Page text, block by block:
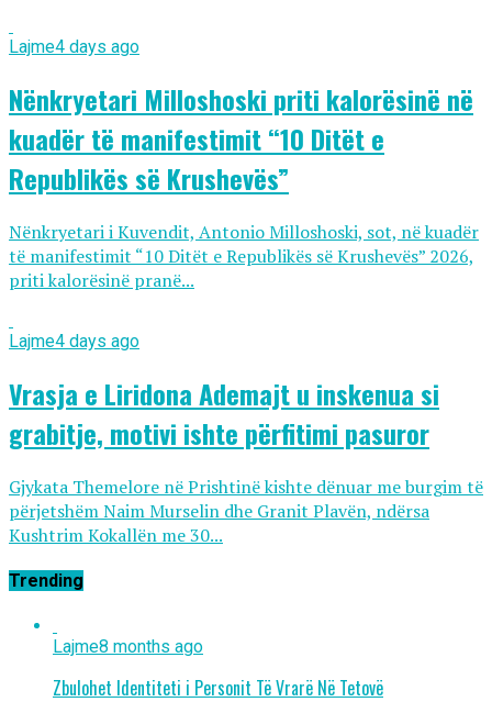
Lajme4 days ago
Nënkryetari Milloshoski priti kalorësinë në
kuadër të manifestimit “10 Ditët e
Republikës së Krushevës”
Nënkryetari i Kuvendit, Antonio Milloshoski, sot, në kuadër
të manifestimit “10 Ditët e Republikës së Krushevës” 2026,
priti kalorësinë pranë...
Lajme4 days ago
Vrasja e Liridona Ademajt u inskenua si
grabitje, motivi ishte përfitimi pasuror
Gjykata Themelore në Prishtinë kishte dënuar me burgim të
përjetshëm Naim Murselin dhe Granit Plavën, ndërsa
Kushtrim Kokallën me 30...
Trending
Lajme8 months ago
Zbulohet Identiteti i Personit Të Vrarë Në Tetovë